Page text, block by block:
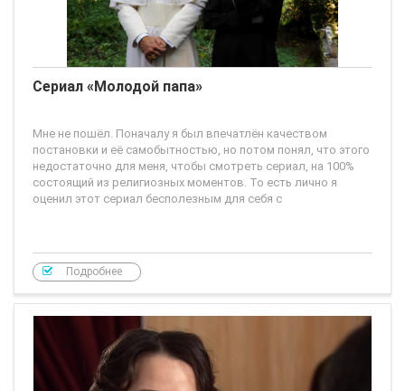
Сериал «Молодой папа»
Мне не пошёл. Поначалу я был впечатлён качеством
постановки и её самобытностью, но потом понял, что этого
недостаточно для меня, чтобы смотреть сериал, на 100%
состоящий из религиозных моментов. То есть лично я
оценил этот сериал бесполезным для себя с
Подробнее